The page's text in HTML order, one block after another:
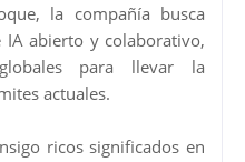
la compañía busca
IA abierto y colaborativo,
para llevar la
actuales.
ricos significados en